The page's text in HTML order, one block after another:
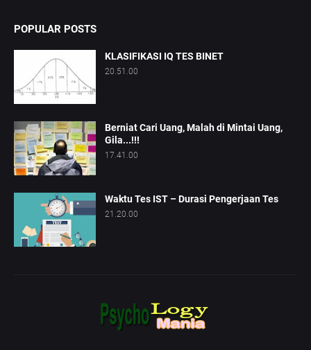
POPULAR POSTS
KLASIFIKASI IQ TES BINET
20.51.00
Berniat Cari Uang, Malah di Mintai Uang,
Gila...!!!
17.41.00
Waktu Tes IST – Durasi Pengerjaan Tes
21.20.00